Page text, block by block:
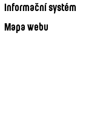
Informační systém
Mapa webu